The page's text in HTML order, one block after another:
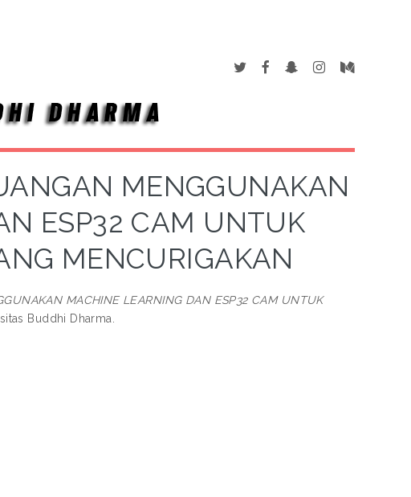
MENGGUNAKAN
ESP32 CAM UNTUK
MENCURIGAKAN
MACHINE LEARNING DAN ESP32 CAM UNTUK
Buddhi Dharma.